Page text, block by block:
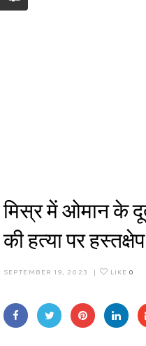
मिस्र में ओमान के
की हत्या पर
SEPTEMBER 19, 2023 | LIKE 0